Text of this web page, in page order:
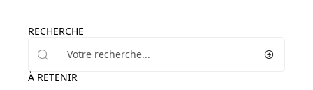
RECHERCHE
À RETENIR